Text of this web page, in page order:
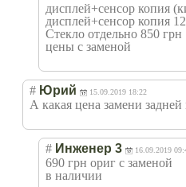
дисплей+сенсор копия
дисплей+сенсор копия
Стекло отдельно 850 грн
цены с заменой
# Юрий 15.09.2019 18:22
А какая цена замени
# Инженер 3 16.09.2019
690 грн ориг с заменой
в наличии